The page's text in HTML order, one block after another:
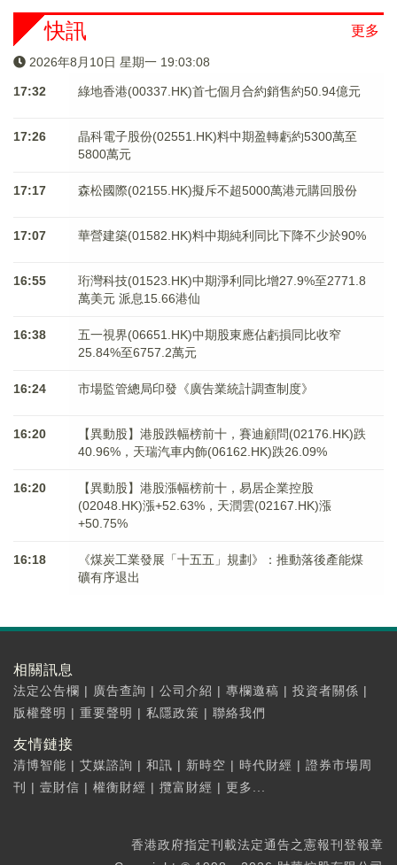
更多
快訊
2026年8月10日 星期一 19:03:08
17:32 綠地香港(00337.HK)首七個月合約銷售約50.94億元
17:26
晶科電子股份(02551.HK)料中期盈轉虧約5300萬至
5800萬元
17:17 森松國際(02155.HK)擬斥不超5000萬港元購回股份
17:07 華營建築(01582.HK)料中期純利同比下降不少於90%
16:55
珩灣科技(01523.HK)中期淨利同比增27.9%至2771.8
萬美元 派息15.66港仙
16:38
五一視界(06651.HK)中期股東應佔虧損同比收窄
25.84%至6757.2萬元
16:24 市場監管總局印發《廣告業統計調查制度》
16:20
【異動股】港股跌幅榜前十，賽迪顧問(02176.HK)跌
40.96%，天瑞汽車内飾(06162.HK)跌26.09%
16:20
【異動股】港股漲幅榜前十，易居企業控股
(02048.HK)漲+52.63%，天潤雲(02167.HK)漲
+50.75%
16:18
《煤炭工業發展「十五五」規劃》：推動落後產能煤
礦有序退出
相關訊息
法定公告欄 | 廣告查詢 | 公司介紹 | 專欄邀稿 | 投資者關係 |
版權聲明 | 重要聲明 | 私隱政策 | 聯絡我們
友情鏈接
清博智能 | 艾媒諮詢 | 和訊 | 新時空 | 時代財經 | 證券市場周
刊
| 壹財信 | 權衡財經 | 攬富財經 | 更多...
香港政府指定刊載法定通告之憲報刊登報章